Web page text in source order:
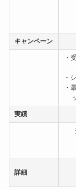
キャンペーン
・
・
・
実績
詳細